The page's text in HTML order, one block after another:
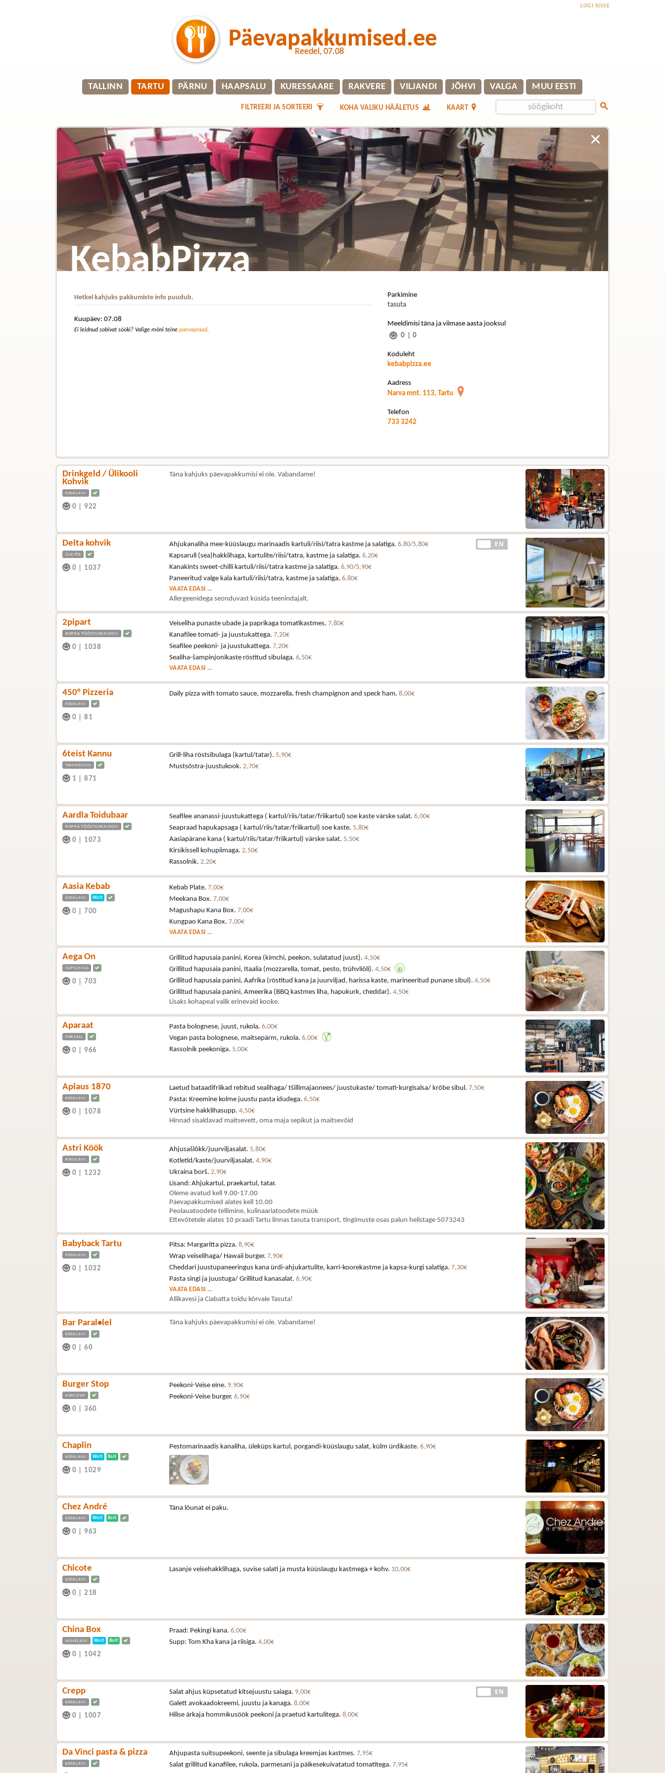
LOGI SISSE
Päevapakkumised.ee
Reedel, 07.08
TALLINN TARTU PÄRNU HAAPSALU KURESSAARE RAKVERE VILJANDI JÕHVI VALGA MUU EESTI
KAART
KOHA VALIKU HÄÄLETUS
FILTREERI JA SORTEERI
KebabPizza
Hetkel kahjuks pakkumiste info puudub.
Kuupäev: 07.08
Ei leidnud sobivat sööki? Valige mõni teine päevapraad.
Parkimine
tasuta
Meeldimisi täna ja viimase aasta jooksul
0 |0
Koduleht
kebabpizza.ee
Aadress
Narva mnt. 113, Tartu
Telefon
733 3242
Drinkgeld / Ülikooli
Kohvik
KESKLINN
0 922
Täna kahjuks päevapakkumisi ei ole. Vabandame!
Delta kohvik
ÜLEJÕE
0 1037
EN
Ahjukanaliha mee-küüslaugu marinaadis kartuli/riisi/tatra kastme ja salatiga. 6,80/5,80€
Kapsarull (sea)hakklihaga, kartulite/riisi/tatra, kastme ja salatiga. 6,20€
Kanakints sweet-chilli kartuli/riisi/tatra kastme ja salatiga. 6,90/5,90€
Paneeritud valge kala kartuli/riisi/tatra, kastme ja salatiga. 6,80€
VAATA EDASI ...
Allergeenidega seonduvast küsida teenindajalt.
2pipart
ROPKA TÖÖSTUSRAJOON
0 1038
Veiseliha punaste ubade ja paprikaga tomatikastmes. 7,80€
Kanafilee tomati- ja juustukattega. 7,20€
Seafilee peekoni- ja juustukattega. 7,20€
Sealiha-šampinjonikaste röstitud sibulaga. 6,50€
VAATA EDASI ...
450° Pizzeria
KESKLINN
0 81
Daily pizza with tomato sauce, mozzarella, fresh champignon and speck ham. 8,00€
6teist Kannu
TAMMELINN
1 871
Grill-liha röstsibulaga (kartul/tatar). 5,90€
Mustsõstra-juustukook. 2,70€
Aardla Toidubaar
ROPKA TÖÖSTUSRAJOON
0 1073
Seafilee ananassi-juustukattega ( kartul/riis/tatar/friikartul) soe kaste värske salat. 6,00€
Seapraad hapukapsaga ( kartul/riis/tatar/friikartul) soe kaste. 5,80€
Aasiapärane kana ( kartul/riis/tatar/friikartul) värske salat. 5,50€
Kirsikissell kohupiimaga. 2,50€
Rassolnik. 2,20€
Aasia Kebab
KESKLINN Wolt
0 700
Kebab Plate. 7,00€
Meekana Box. 7,00€
Magushapu Kana Box. 7,00€
Kungpao Kana Box. 7,00€
VAATA EDASI ...
Aega On
SUPILINNA
0 703
Grillitud hapusaia panini, Korea (kimchi, peekon, sulatatud juust). 4,50€
Grillitud hapusaia panini, Itaalia (mozzarella, tomat, pesto, trühvliõli). 4,50€
Grillitud hapusaia panini, Aafrika (röstitud kana ja juurviljad, harissa kaste, marineeritud punane sibul). 4,50€
Grillitud hapusaia panini, Ameerika (BBQ kastmes liha, hapukurk, cheddar). 4,50€
Lisaks kohapeal valik erinevaid kooke.
Aparaat
VAKSALI
0 966
Pasta bolognese, juust, rukola. 6,00€
Vegan pasta bolognese, maitsepärm, rukola. 6,00€
Rassolnik peekoniga. 5,00€
Aplaus 1870
KESKLINN
0 1078
Laetud bataadifriikad rebitud sealihaga/ tšillimajaonees/ juustukaste/ tomati-kurgisalsa/ krõbe sibul. 7,50€
Pasta: Kreemine kolme juustu pasta idudega. 6,50€
Vürtsine hakklihasupp. 4,50€
Hinnad sisaldavad maitsevett, oma maja sepikut ja maitsevõid
Astri Köök
RÄNILINN
0 1232
Ahjusašlõkk/juurviljasalat. 5,80€
Kotletid/kaste/juurviljasalat. 4,90€
Ukraina borš. 2,90€
Lisand: Ahjukartul, praekartul, tatar.
Oleme avatud kell 9.00-17.00
Päevapakkumised alates kell 10.00
Peolauatoodete tellimine, kulinaariatoodete müük
Ettevõtetele alates 10 praadi Tartu linnas tasuta transport, tingimuste osas palun helistage 5073243
Babyback Tartu
KESKLINN
0 1032
Pitsa: Margaritta pizza. 8,90€
Wrap veiselihaga/ Hawaii burger. 7,90€
Cheddari juustupaneeringus kana ürdi-ahjukartulite, karri-koorekastme ja kapsa-kurgi salatiga. 7,30€
Pasta singi ja juustuga/ Grillitud kanasalat. 6,90€
VAATA EDASI ...
Allikavesi ja Ciabatta toidu kõrvale Tasuta!
Bar Paral•lel
KESKLINN
0 60
Täna kahjuks päevapakkumisi ei ole. Vabandame!
Burger Stop
KARLOVA
0 360
Peekoni-Veise eine. 9,90€
Peekoni-Veise burger. 6,90€
Chaplin
KESKLINN Wolt Bolt
0 1029
Pestomarinaadis kanaliha, üleküps kartul, porgandi-küüslaugu salat, külm ürdikaste. 6,90€
Chez André
KESKLINN Wolt Bolt
0 963
Täna lõunat ei paku.
Chicote
KESKLINN
0 218
Lasanje veisehakklihaga, suvise salati ja musta küüslaugu kastmega + kohv. 10,00€
China Box
ANNELINN Wolt Bolt
0 1042
Praad: Pekingi kana. 6,00€
Supp: Tom Kha kana ja riisiga. 4,00€
Crepp
KESKLINN
0 1007
EN
Salat ahjus küpsetatud kitsejuustu saiaga. 9,00€
Galett avokaadokreemi, juustu ja kanaga. 8,00€
Hilise ärkaja hommikusöök peekoni ja praetud kartulitega. 8,00€
Da Vinci pasta & pizza
KESKLINN
Ahjupasta suitsupeekoni, seente ja sibulaga kreemjas kastmes. 7,95€
Salat grillitud kanafilee, rukola, parmesani ja päikesekuivatatud tomatitega. 7,95€